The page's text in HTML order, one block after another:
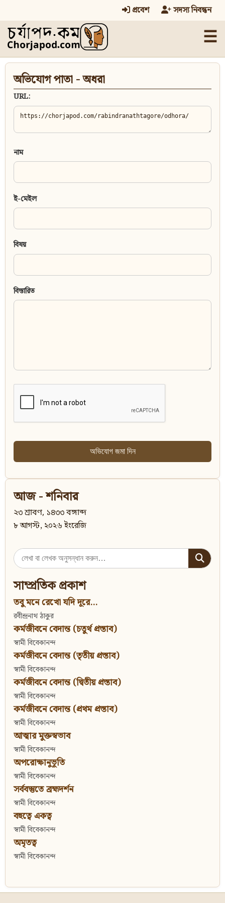
প্রবেশ সদস্য নিবন্ধন
☰
অভিযোগ পাতা - অধরা
URL:
নাম
ই-মেইল
বিষয়
বিস্তারিত
অভিযোগ জমা দিন
আজ - শনিবার
২৩ শ্রাবণ, ১৪৩৩ বঙ্গাব্দ
৮ আগস্ট, ২০২৬ ইংরেজি
Search
for:
সাম্প্রতিক প্রকাশ
তবু মনে রেখো যদি দূরে...
রবীন্দ্রনাথ ঠাকুর
কর্মজীবনে বেদান্ত (চতুর্থ প্রস্তাব)
স্বামী বিবেকানন্দ
কর্মজীবনে বেদান্ত (তৃতীয় প্রস্তাব)
স্বামী বিবেকানন্দ
কর্মজীবনে বেদান্ত (দ্বিতীয় প্রস্তাব)
স্বামী বিবেকানন্দ
কর্মজীবনে বেদান্ত (প্রথম প্রস্তাব)
স্বামী বিবেকানন্দ
আত্মার মুক্তস্বভাব
স্বামী বিবেকানন্দ
অপরোক্ষানুভূতি
স্বামী বিবেকানন্দ
সর্ববস্তুতে ব্রহ্মদর্শন
স্বামী বিবেকানন্দ
বহুত্বে একত্ব
স্বামী বিবেকানন্দ
অমৃতত্ব
স্বামী বিবেকানন্দ